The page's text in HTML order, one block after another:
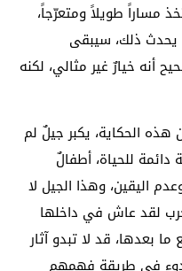
مساراً طويلاً ومتعرّجاً،
يحدث ذلك، سيبقى
أنه خيارٌ غير مثالي، لكنه
الحكاية، يكبر جيلٌ لم
للحياة، أطفالٌ
اليقين، وهذا الجيل لا
لقد عاش في داخلها
بعدها، قد لا تبدو آثار
في طريقة فهمهم